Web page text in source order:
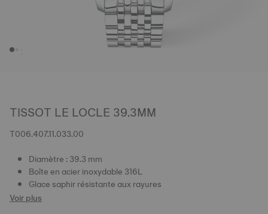
TISSOT LE LOCLE 39.3MM
T006.407.11.033.00
Diamètre : 39.3 mm
Boîte en acier inoxydable 316L
Glace saphir résistante aux rayures
Voir plus